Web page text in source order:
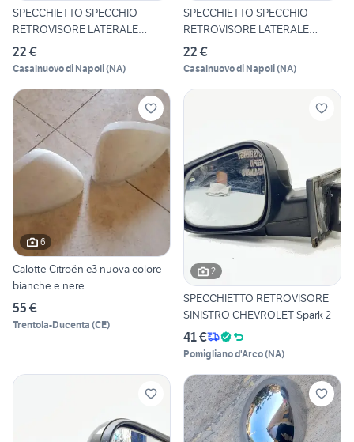
SPECCHIETTO SPECCHIO
RETROVISORE LATERALE
SINISTRO
22 €
Casalnuovo di Napoli(NA)
SPECCHIETTO SPECCHIO
RETROVISORE LATERALE
DESTRO O
22 €
Casalnuovo di Napoli(NA)
6
Calotte Citroën c3 nuova colore
bianche e nere
55 €
Trentola-Ducenta (CE)
2
SPECCHIETTO RETROVISORE
SINISTRO CHEVROLET Spark 2
41 €
Pomigliano d'Arco(NA)